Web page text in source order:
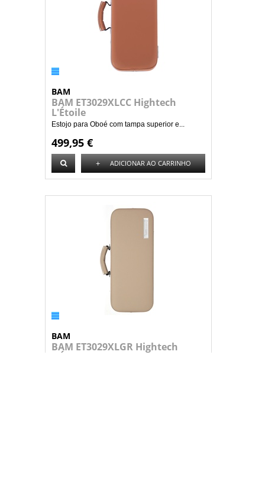
BAM
BAM ET3029XLCC Hightech
L'Étoile
Estojo para Oboé com tampa superior e...
499,95 €
+ ADICIONAR AO CARRINHO
BAM
BAM ET3029XLGR Hightech
L'Étoile